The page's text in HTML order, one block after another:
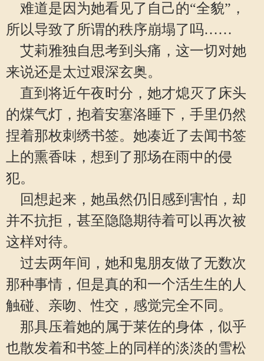
难道是因为她看见了自己的“全貌”，
所以导致了所谓的秩序崩塌了吗……
艾莉雅独自思考到头痛，这一切对她
来说还是太过艰深玄奥。
直到将近午夜时分，她才熄灭了床头
的煤气灯，抱着安塞洛睡下，手里仍然
捏着那枚刺绣书签。她凑近了去闻书签
上的熏香味，想到了那场在雨中的侵
犯。
回想起来，她虽然仍旧感到害怕，却
并不抗拒，甚至隐隐期待着可以再次被
这样对待。
过去两年间，她和鬼朋友做了无数次
那种事情，但是真的和一个活生生的人
触碰、亲吻、性交，感觉完全不同。
那具压着她的属于莱佐的身体，似乎
也散发着和书签上的同样的淡淡的雪松